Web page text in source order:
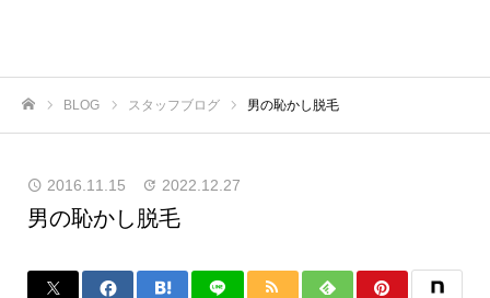
BLOG スタッフブログ 男の恥かし脱毛
2016.11.15 2022.12.27
男の恥かし脱毛